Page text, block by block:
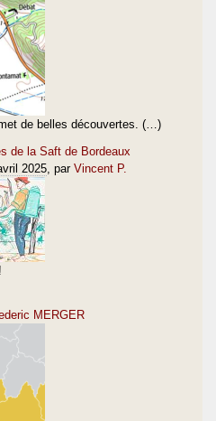
de belles découvertes. (…)
de la Saft de Bordeaux
2025 , par Vincent P.
MERGER